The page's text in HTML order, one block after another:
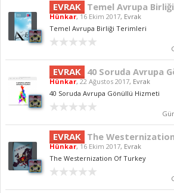
EVRAK Temel Avrupa
Hünkar,16 Ekim 2017, Evrak
Temel Avrupa Birliği Terimleri
EVRAK 40 Soruda Avrupa
Hünkar,22 Ağustos 2017, Evrak
40 Soruda Avrupa Gönüllü Hizmeti
EVRAK The
Hünkar,16 Ekim 2017, Evrak
The Westernization Of Turkey